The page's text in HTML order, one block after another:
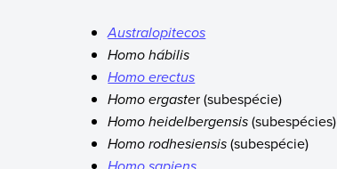
Australopitecos
Homo hábilis
Homo erectus
Homo ergaster (subespécie)
Homo heidelbergensis(subespécies)
Homo rodhesiensis(subespécie)